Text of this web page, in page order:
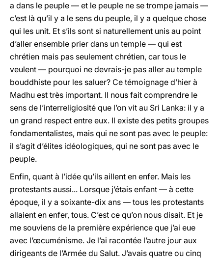
a dans le peuple — et le peuple ne se trompe jamais —
c’est là qu’il y a le sens du peuple, il y a quelque chose
qui les unit. Et s’ils sont si naturellement unis au point
d’aller ensemble prier dans un temple — qui est
chrétien mais pas seulement chrétien, car tous le
veulent — pourquoi ne devrais-je pas aller au temple
bouddhiste pour les saluer? Ce témoignage d’hier à
Madhu est très important. Il nous fait comprendre le
sens de l’interreligiosité que l’on vit au Sri Lanka: il y a
un grand respect entre eux. Il existe des petits groupes
fondamentalistes, mais qui ne sont pas avec le peuple:
il s’agit d’élites idéologiques, qui ne sont pas avec le
peuple.
Enfin, quant à l’idée qu’ils aillent en enfer. Mais les
protestants aussi... Lorsque j’étais enfant — à cette
époque, il y a soixante-dix ans — tous les protestants
allaient en enfer, tous. C’est ce qu’on nous disait. Et je
me souviens de la première expérience que j’ai eue
avec l’œcuménisme. Je l’ai racontée l’autre jour aux
dirigeants de l’Armée du Salut. J’avais quatre ou cinq